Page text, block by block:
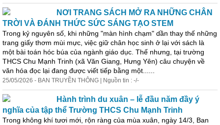
NƠI TRANG SÁCH MỞ RA NHỮNG CHÂN
TRỜI VÀ ĐÁNH THỨC SỨC SÁNG TẠO STEM
Trong kỷ nguyên số, khi những "màn hình chạm" dần thay thế những
trang giấy thơm mùi mực, việc giữ chân học sinh ở lại với sách là
một bài toán hóc búa của ngành giáo dục. Thế nhưng, tại trường
THCS Chu Mạnh Trinh (xã Văn Giang, Hưng Yên) câu chuyện về
văn hóa đọc lại đang được viết tiếp bằng một......
25/05/2026 - BAN TRUYỀN THÔNG | Nguồn tin : -/-
Hành trình du xuân – lễ đầu năm đầy ý
nghĩa của tập thể Trường THCS Chu Mạnh Trinh
Trong không khí tươi mới, rộn ràng của mùa xuân, ngày 14/3, Ban